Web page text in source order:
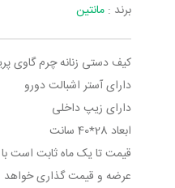
برند : مانتین
کیف دستی زنانه چرم گاوی
دارای آستر اشبالت دورو
دارای زیپ داخلی
ابعاد 28*40 سانت
قیمت تا یک ماه ثابت است با
عرضه و قیمت گذاری